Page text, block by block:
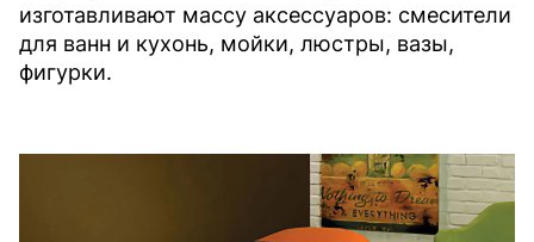
изготавливают массу аксессуаров: смесители
для ванн и кухонь, мойки, люстры, вазы,
фигурки.